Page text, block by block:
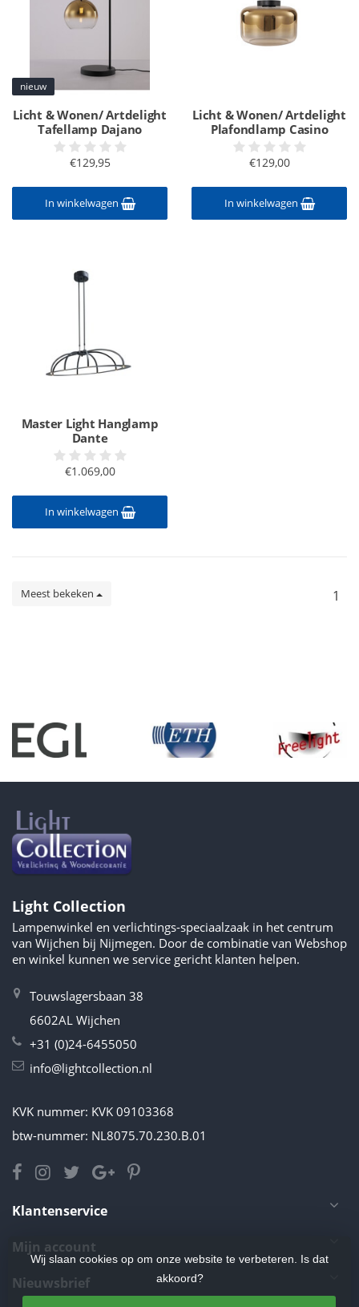
nieuw
Licht & Wonen/ Artdelight
Tafellamp Dajano
€129,95
In winkelwagen
Licht & Wonen/ Artdelight
Plafondlamp Casino
€129,00
In winkelwagen
Master Light Hanglamp
Dante
€1.069,00
In winkelwagen
Meest bekeken 1
Light Collection
Lampenwinkel en verlichtings-speciaalzaak in het centrum
van Wijchen bij Nijmegen. Door de combinatie van Webshop
en winkel kunnen we service gericht klanten helpen.
Touwslagersbaan 38
6602AL Wijchen
+31 (0)24-6455050
info@lightcollection.nl
KVK nummer: KVK 09103368
btw-nummer: NL8075.70.230.B.01
Klantenservice
Mijn account
Nieuwsbrief
Wij slaan cookies op om onze website te verbeteren. Is dat
akkoord?